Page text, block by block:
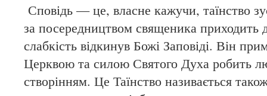
Сповідь — це, власне кажучи, таїнство
за посередництвом священика приходить
слабкість відкинув Божі Заповіді. Він
Церквою та силою Святого Духа робить
створінням. Це Таїнство називається